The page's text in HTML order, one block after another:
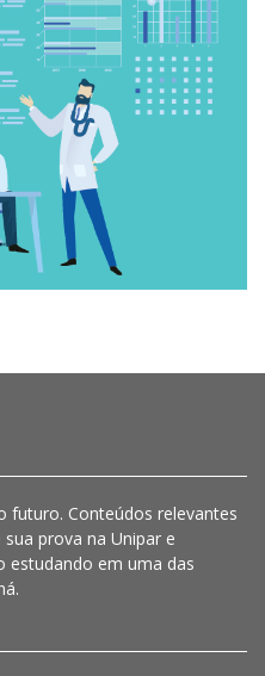
futuro. Conteúdos relevantes
sua prova na Unipar e
estudando em uma das